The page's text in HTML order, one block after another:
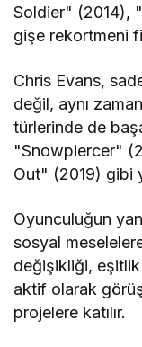
Soldier" (2014),
gişe rekortmeni
Chris Evans,
değil, aynı
türlerinde de
"Snowpiercer"
Out" (2019) gibi
Oyunculuğun
sosyal meselelere
değişikliği,
aktif olarak
projelere katılır.